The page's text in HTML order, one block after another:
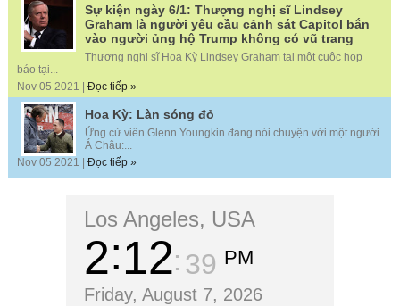
Sự kiện ngày 6/1: Thượng nghị sĩ Lindsey
Graham là người yêu cầu cảnh sát Capitol bắn
vào người ủng hộ Trump không có vũ trang
Thượng nghị sĩ Hoa Kỳ Lindsey Graham tại một cuộc họp
báo tại...
Nov 05 2021 | Đọc tiếp »
Hoa Kỳ: Làn sóng đỏ
Ứng cử viên Glenn Youngkin đang nói chuyện với một người
Á Châu:...
Nov 05 2021 | Đọc tiếp »
Los Angeles, USA
2 12 40 PM
Friday, August 7, 2026